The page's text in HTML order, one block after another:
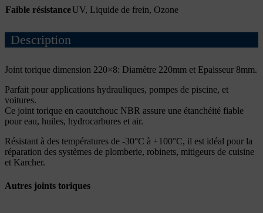
Faible résistanceUV, Liquide de frein, Ozone
Description
Joint torique dimension 220×8: Diamètre 220mm et Epaisseur 8mm.
Parfait pour applications hydrauliques, pompes de piscine, et
voitures.
Ce joint torique en caoutchouc NBR assure une étanchéité fiable
pour eau, huiles, hydrocarbures et air.
Résistant à des températures de -30°C à +100°C, il est idéal pour la
réparation des systèmes de plomberie, robinets, mitigeurs de cuisine
et Karcher.
Autres joints toriques